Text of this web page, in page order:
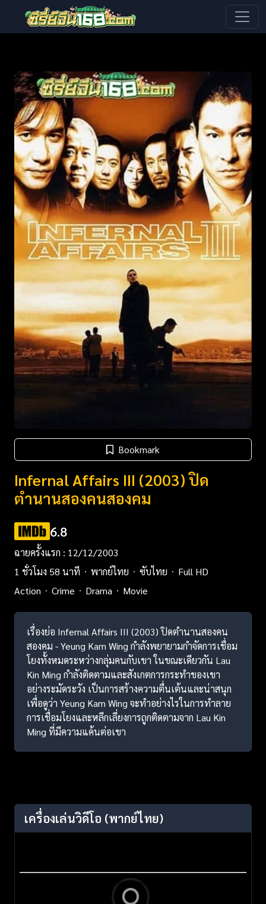
Bookmark
Infernal Affairs III (2003) ปิด
ตำนานสองคนสองคม
6.8
ฉายครั้งแรก : 12/12/2003
1 ชั่วโมง 58 นาที
พากย์ไทย ซับไทย
Full HD
Action
Crime Drama Movie
เรื่องย่อ Infernal Affairs III (2003) ปิดตำนานสองคน
สองคม - Yeung Kam Wing กำลังพยายามกำจัดการเชื่อม
โยงทั้งหมดระหว่างกลุ่มคนกับเขา ในขณะเดียวกัน Lau
Kin Ming กำลังติดตามและสังเกตการกระทำของเขา
อย่างระมัดระวัง เป็นการสร้างความตื่นเต้นและน่าสนุก
เพื่อดูว่า Yeung Kam Wing จะทำอย่างไรในการทำลาย
การเชื่อมโยงและหลีกเลี่ยงการถูกติดตามจาก Lau Kin
Ming ที่มีความแค้นต่อเขา
เครื่องเล่นวิดีโอ (พากย์ไทย)